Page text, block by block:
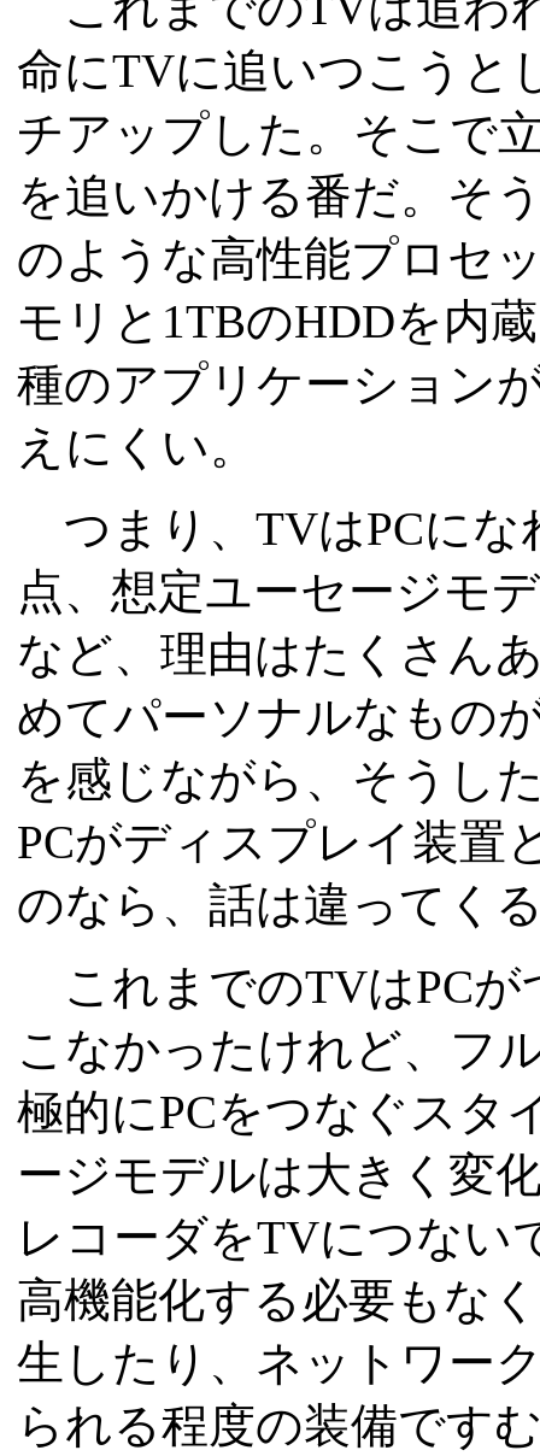
命にTVに追いつこうと
チアップした。そこで
を追いかける番だ。そ
のような高性能プロセ
モリと1TBのHDDを内
種のアプリケーション
えにくい。
つまり、TVはPCにな
点、想定ユーセージモ
など、理由はたくさん
めてパーソナルなもの
を感じながら、そうし
PCがディスプレイ装置
のなら、話は違ってく
これまでのTVはPCが
こなかったけれど、フ
極的にPCをつなぐスタ
ージモデルは大きく変
レコーダをTVにつない
高機能化する必要もな
生したり、ネットワー
られる程度の装備です